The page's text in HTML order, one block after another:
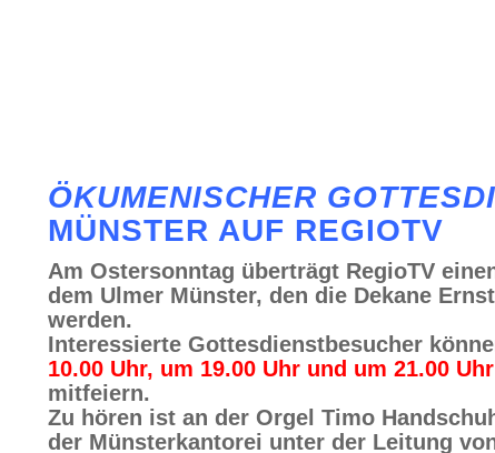
ÖKUMENISCHER
MÜNSTER AUF REGIOTV
Am Ostersonntag überträgt RegioTV
dem Ulmer Münster, den die Dekane
werden.
Interessierte Gottesdienstbesucher
10.00 Uhr, um 19.00 Uhr und um 21.00 Uhr
mitfeiern.
Zu hören ist an der Orgel Timo
der Münsterkantorei unter der Leitung